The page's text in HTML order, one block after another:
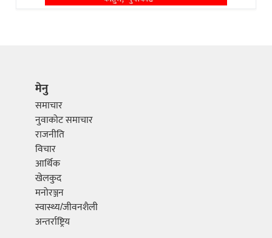
मेनु
समाचार
नुवाकोट समाचार
राजनीति
विचार
आर्थिक
खेलकुद
मनोरञ्जन
स्वास्थ्य/जीवनशैली
अन्तर्राष्ट्रिय